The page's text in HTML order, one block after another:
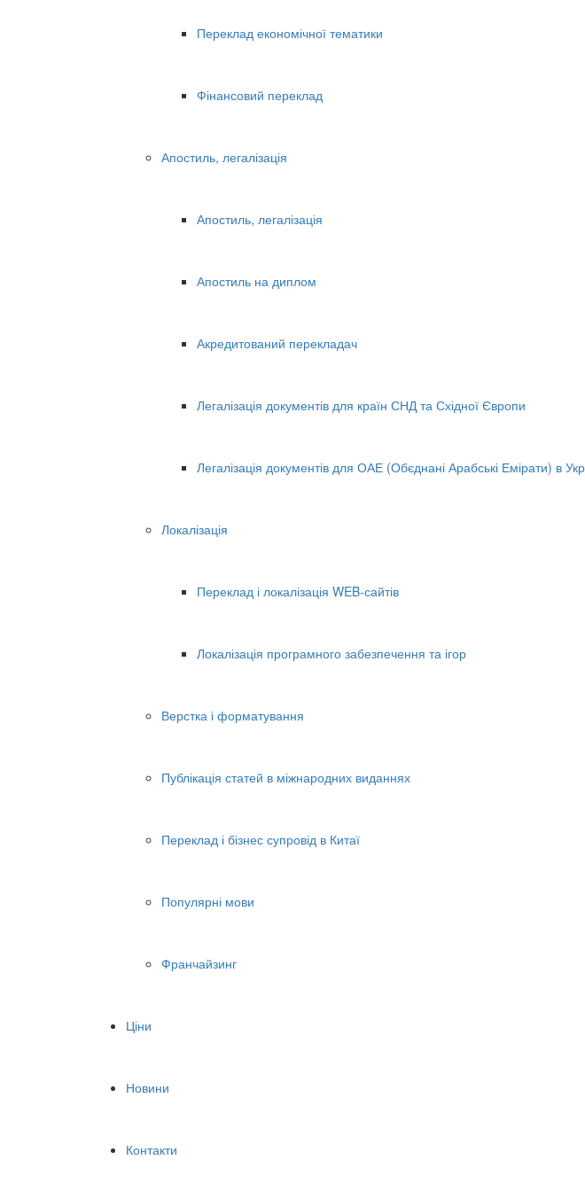
Переклад економічної тематики
Фінансовий переклад
Апостиль, легалізація
Апостиль, легалізація
Апостиль на диплом
Акредитований перекладач
Легалізація документів для країн СНД та Східної Європи
Легалізація документів для ОАЕ (Обєднані Арабські Емірати) в
Локалізація
Переклад і локалізація WEB-сайтів
Локалізація програмного забезпечення та ігор
Верстка і форматування
Публікація статей в міжнародних виданнях
Переклад і бізнес супровід в Китаї
Популярні мови
Франчайзинг
Ціни
Новини
Контакти